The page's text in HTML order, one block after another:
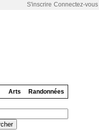
Connectez-vous
S'inscrire
Arts Randonnées